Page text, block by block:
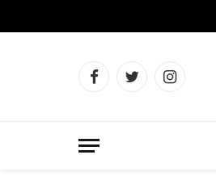
FacebookTwitter